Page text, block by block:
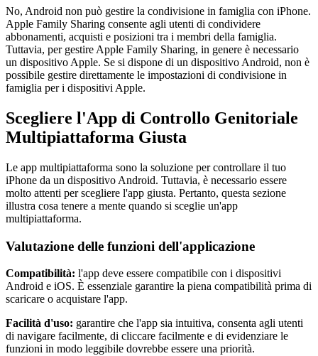
No, Android non può gestire la condivisione in famiglia con iPhone.
Apple Family Sharing consente agli utenti di condividere
abbonamenti, acquisti e posizioni tra i membri della famiglia.
Tuttavia, per gestire Apple Family Sharing, in genere è necessario
un dispositivo Apple. Se si dispone di un dispositivo Android, non è
possibile gestire direttamente le impostazioni di condivisione in
famiglia per i dispositivi Apple.
Scegliere l'App di Controllo Genitoriale
Multipiattaforma Giusta
Le app multipiattaforma sono la soluzione per controllare il tuo
iPhone da un dispositivo Android. Tuttavia, è necessario essere
molto attenti per scegliere l'app giusta. Pertanto, questa sezione
illustra cosa tenere a mente quando si sceglie un'app
multipiattaforma.
Valutazione delle funzioni dell'applicazione
Compatibilità: l'app deve essere compatibile con i dispositivi
Android e iOS. È essenziale garantire la piena compatibilità prima di
scaricare o acquistare l'app.
Facilità d'uso: garantire che l'app sia intuitiva, consenta agli utenti
di navigare facilmente, di cliccare facilmente e di evidenziare le
funzioni in modo leggibile dovrebbe essere una priorità.